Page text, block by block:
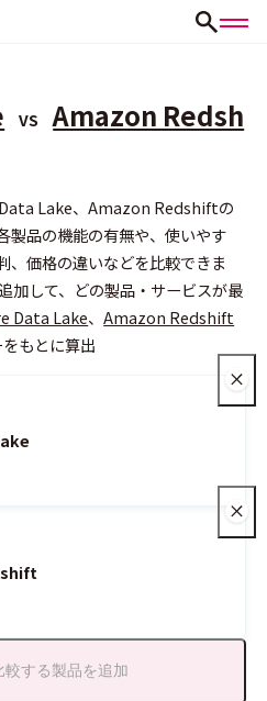
VS
Amazon Redsh
Lake、Amazon Redshiftの
製品の機能の有無や、使いやす
、価格の違いなどを比較できま
加して、どの製品・サービスが最
Data Lake、Amazon Redshift
もとに算出
較する製品を追加